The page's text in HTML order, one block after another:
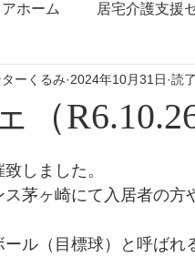
ホーム 居宅介護支援
域包括支援センターあさひ
R6.10.26
ーくるみ 2024年10月31日 読
しました。
茅ヶ崎にて入居者の
ル（目標球）と呼ば